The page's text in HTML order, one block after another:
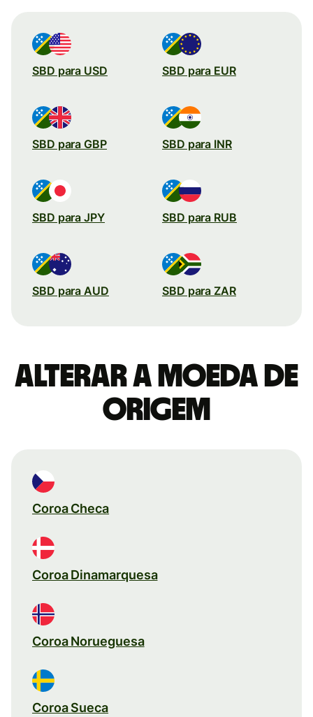
SBD para USD SBD para EUR
SBD para GBP SBD para INR
SBD para JPY SBD para RUB
SBD para AUD SBD para ZAR
Alterar a moeda de
origem
Coroa Checa
Coroa Dinamarquesa
Coroa Norueguesa
Coroa Sueca